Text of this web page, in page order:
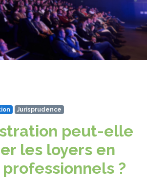
Jurisprudence
peut-elle
les loyers en
?